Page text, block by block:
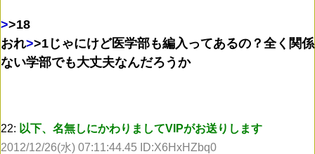
>>18
おれ>>1 じゃにけど医学部も編入ってあるの？全く関係
ない学部でも大丈夫なんだろうか
22: 以下、名無しにかわりましてVIPがお送りします
2012/12/26(水) 07:11:44.45 ID:X6HxHZbq0